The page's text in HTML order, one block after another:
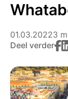
01.03.20223
Deel verder